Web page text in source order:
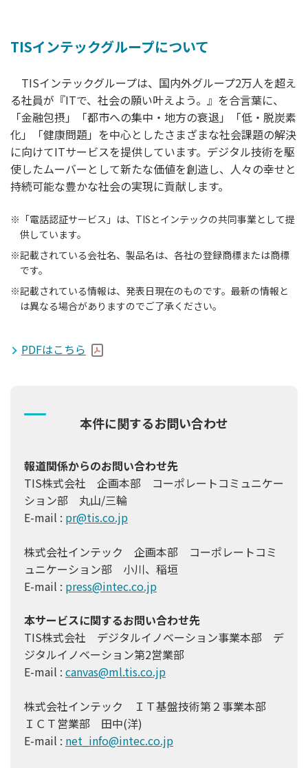
TISインテックグループについて
TISインテックグループは、国内外グループ2万人を超え
る社員が『ITで、社会の願い叶えよう。』を合言葉に、
「金融包摂」「都市への集中・地方の衰退」「低・脱炭素
化」「健康問題」を中心としたさまざまな社会課題の解決
に向けてITサービスを提供しています。デジタル技術を駆
使したムーバーとして新たな価値を創造し、人々の幸せと
持続可能な豊かな社会の実現に貢献します。
※ 「電話認証サービス」は、TISとインテックの共同事業として提
供しています。
※記載されている会社名、製品名は、各社の登録商標または商標
です。
※記載されている情報は、発表日現在のものです。最新の情報と
は異なる場合がありますのでご了承ください。
PDFはこちら
本件に関するお問い合わせ
報道関係からのお問い合わせ先
TIS株式会社 企画本部 コーポレートコミュニケー
ション部 丸山/三輪
E-mail : pr@tis.co.jp
株式会社インテック 企画本部 コーポレートコミ
ュニケーション部 小川、稲垣
E-mail : press@intec.co.jp
本サービスに関するお問い合わせ先
TIS株式会社 デジタルイノベーション事業本部 デ
ジタルイノベーション第2営業部
E-mail : canvas@ml.tis.co.jp
株式会社インテック ＩＴ基盤技術第２事業本部
ＩＣＴ営業部 田中(洋)
E-mail : net_info@intec.co.jp